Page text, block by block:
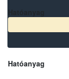
Hatóanyag